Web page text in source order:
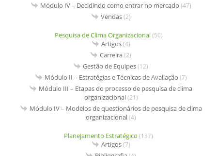
Módulo IV – Decidindo como entrar no mercado (47)
Vendas(2)
Pesquisa de Clima Organizacional(50)
Artigos(4)
Carreira(2)
Gestão de Equipes(12)
Módulo II – Estratégias e Técnicas de Avaliação (7)
Módulo III – Etapas do processo de pesquisa de clima
organizacional(21)
Módulo IV – Modelos de questionários de pesquisa de clima
organizacional(4)
Planejamento Estratégico (137)
Artigos(7)